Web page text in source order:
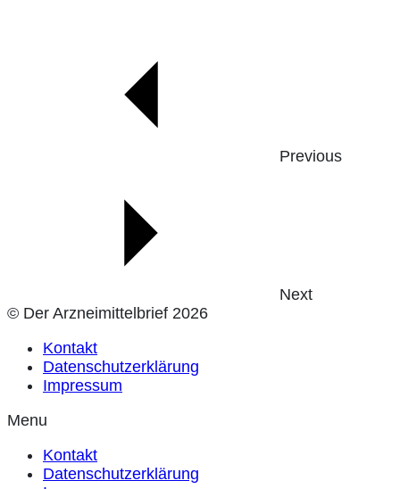
Previous
Next
© Der Arzneimittelbrief 2026
Kontakt
Datenschutzerklärung
Impressum
Menu
Kontakt
Datenschutzerklärung